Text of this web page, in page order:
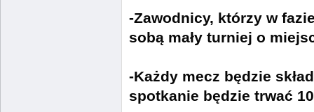
-Zawodnicy, którzy w
sobą mały turniej o
-Każdy mecz będzie
spotkanie będzie trwać